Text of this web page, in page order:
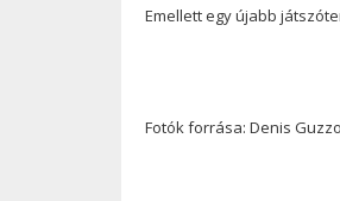
Emellett egy újabb
Fotók forrása: Denis